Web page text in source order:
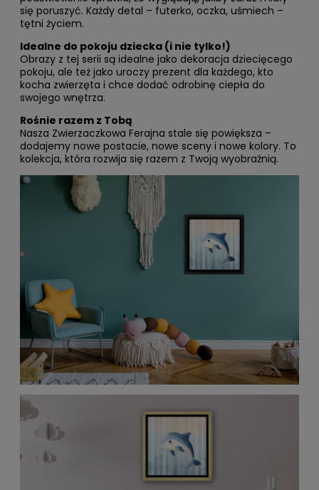
się poruszyć. Każdy detal – futerko, oczka, uśmiech –
tętni życiem.
Idealne do pokoju dziecka (i nie tylko!)
Obrazy z tej serii są idealne jako dekoracja dziecięcego
pokoju, ale też jako uroczy prezent dla każdego, kto
kocha zwierzęta i chce dodać odrobinę ciepła do
swojego wnętrza.
Rośnie razem z Tobą
Nasza Zwierzaczkowa Ferajna stale się powiększa –
dodajemy nowe postacie, nowe sceny i nowe kolory. To
kolekcja, która rozwija się razem z Twoją wyobraźnią.